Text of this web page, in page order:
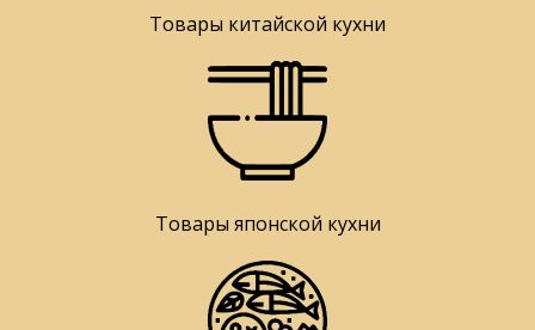
Товары китайской кухни
Товары японской кухни